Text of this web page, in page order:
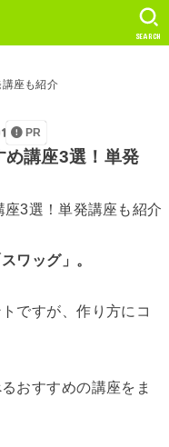
SEARCH
講座も紹介
PR
め講座3選！単発
ワッグ」。
ですが、作り方にコ
おすすめの講座をま